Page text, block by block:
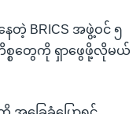
ေတဲ့ BRICS အဖွဲ့ဝင် ၅
စ္စတွေကို ရှာဖွေဖို့လိုမယ်